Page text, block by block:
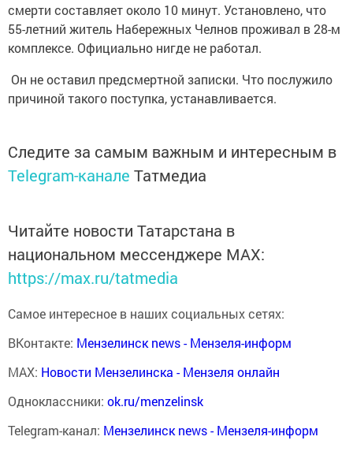
смерти составляет около 10 минут. Установлено, что
55-летний житель Набережных Челнов проживал в 28-м
комплексе. Официально нигде не работал.
Он не оставил предсмертной записки. Что послужило
причиной такого поступка, устанавливается.
Следите за самым важным и интересным в
Telegram-канале Татмедиа
Читайте новости Татарстана в
национальном мессенджере MАХ:
https://max.ru/tatmedia
Самое интересное в наших социальных сетях:
ВКонтакте: Мензелинск news - Мензеля-информ
MAX: Новости Мензелинска - Мензеля онлайн
Одноклассники: ok.ru/menzelinsk
Telegram-канал: Мензелинск news - Мензеля-информ